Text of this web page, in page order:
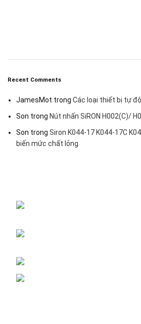
Recent Comments
JamesMot trong Các loại thiết bị tự
Son trong Nút nhấn SiRON H002(C)/
Son trong Siron K044-17 K044-17C
biến mức chất lỏng